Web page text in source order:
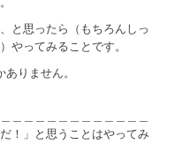
と思ったら（もちろんしっ
やってみることです。
ありません。
！」と思うことはやってみ